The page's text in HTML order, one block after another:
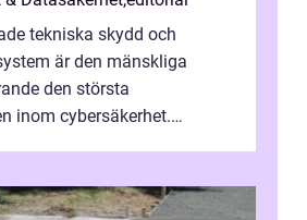
tekniska skydd och
är den mänskliga
den största
inom cybersäkerhet.